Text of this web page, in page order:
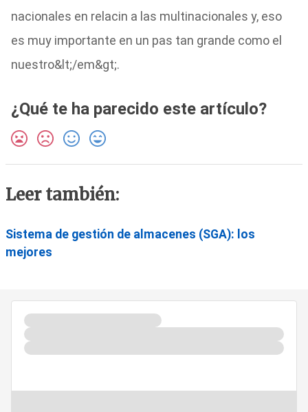
nacionales en relacin a las multinacionales y, eso
es muy importante en un pas tan grande como el
nuestro&lt;/em&gt;.
¿Qué te ha parecido este artículo?
Leer también:
Sistema de gestión de almacenes (SGA): los
mejores